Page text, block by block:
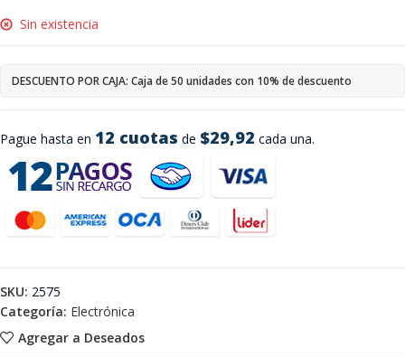
Pague hasta en 12 cuotas de $29,92 cada una.
Sin existencia
DESCUENTO POR CAJA: Caja de 50 unidades con 10% de descuento
Agregar a Deseados
SKU: 2575
Categoría: Electrónica